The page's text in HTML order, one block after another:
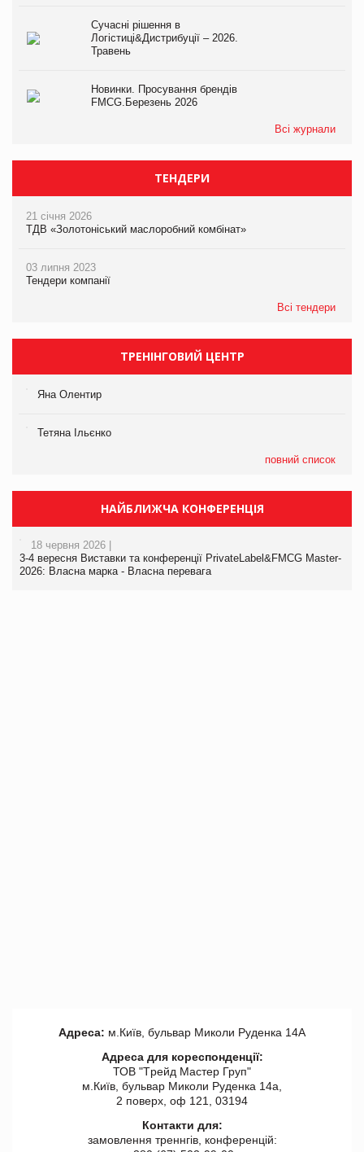
Сучасні рішення в
Логістиці&Дистрибуції – 2026.
Травень
Новинки. Просування брендів
FMCG.Березень 2026
Всі журнали
ТЕНДЕРИ
21 січня 2026
ТДВ «Золотоніський маслоробний комбінат»
03 липня 2023
Тендери компанії
Всі тендери
ТРЕНІНГОВИЙ ЦЕНТР
Яна Олентир
Тетяна Ільєнко
повний список
НАЙБЛИЖЧА КОНФЕРЕНЦІЯ
18 червня 2026 |
3-4 вересня Виставки та конференції PrivateLabel&FMCG Master-
2026: Власна марка - Власна перевага
Адреса: м.Київ, бульвар Миколи Руденка 14А
Адреса для кореспонденції:
ТОВ "Tрейд Мастер Груп"
м.Київ, бульвар Миколи Руденка 14а,
2 поверх, оф 121, 03194
Контакти для:
замовлення треннгів, конференцій: